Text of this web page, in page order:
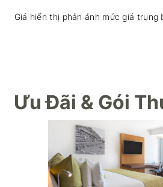
Giá hiển thị phản ánh mức giá
Ưu Đãi & Gói